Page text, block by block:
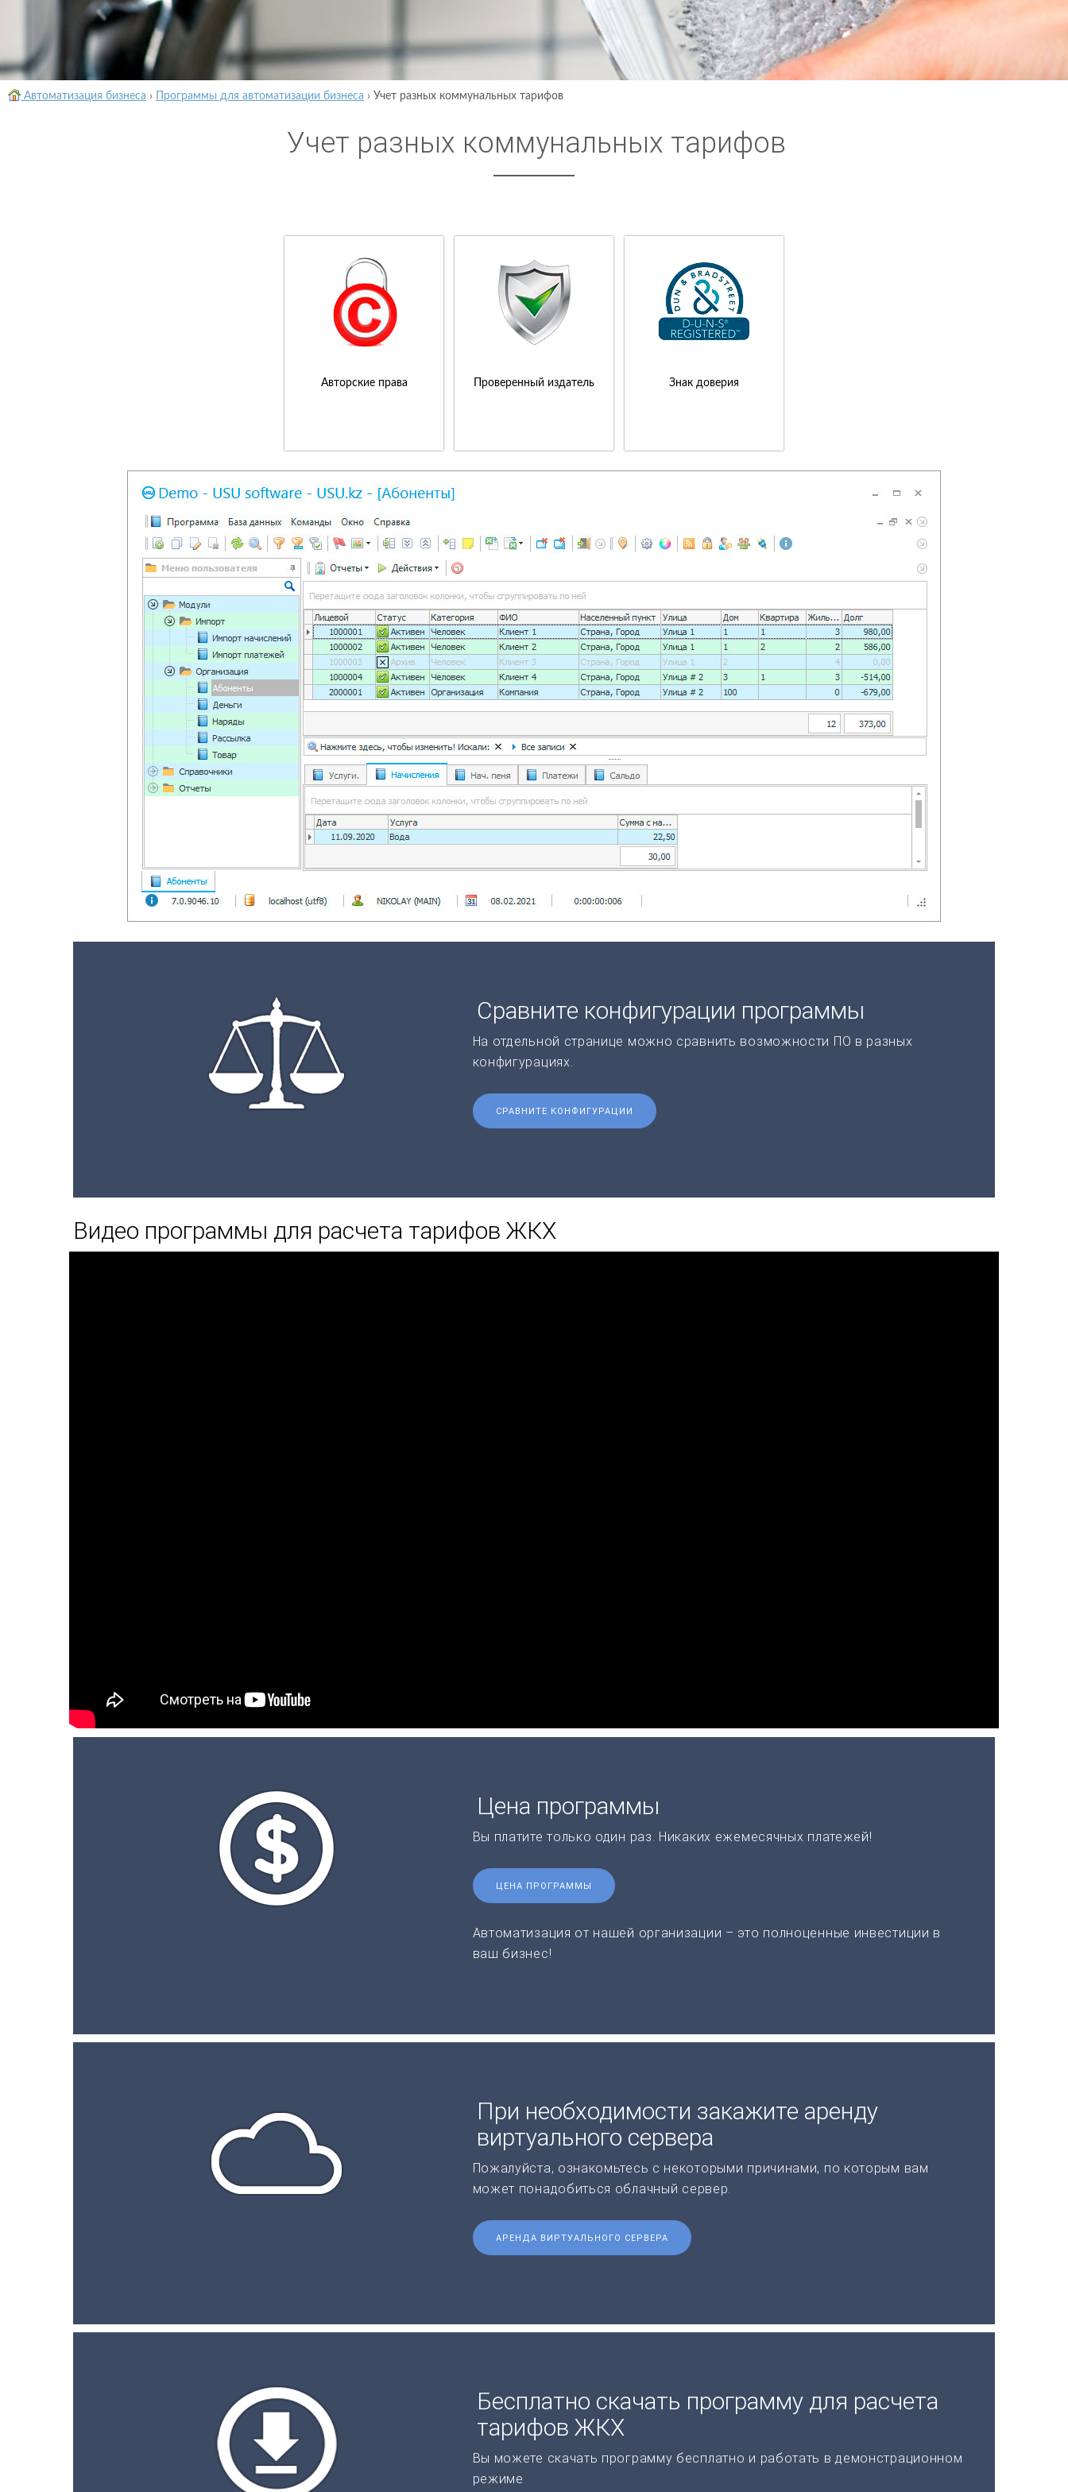
Автоматизация бизнеса › Программы для автоматизации бизнеса › Учет разных коммунальных тарифов
Учет разных коммунальных тарифов
Авторские права Проверенный издатель Знак доверия
Сравните конфигурации программы
На отдельной странице можно сравнить возможности ПО в разных
конфигурациях.
СРАВНИТЕ КОНФИГУРАЦИИ
Видео программы для расчета тарифов ЖКХ
Цена программы
Вы платите только один раз. Никаких ежемесячных платежей!
ЦЕНА ПРОГРАММЫ
Автоматизация от нашей организации – это полноценные инвестиции в
ваш бизнес!
При необходимости закажите аренду
виртуального сервера
Пожалуйста, ознакомьтесь с некоторыми причинами, по которым вам
может понадобиться облачный сервер.
АРЕНДА ВИРТУАЛЬНОГО СЕРВЕРА
Бесплатно скачать программу для расчета
тарифов ЖКХ
Вы можете скачать программу бесплатно и работать в демонстрационном
режиме